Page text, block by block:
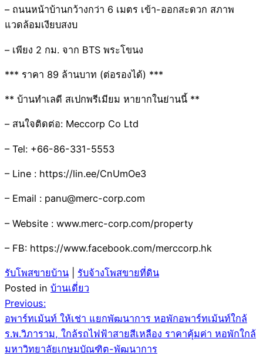
– ถนนหน้าบ้านกว้างกว่า 6 เมตร เข้า-ออกสะดวก สภาพ
แวดล้อมเงียบสงบ
– เพียง 2 กม. จาก BTS พระโขนง
*** ราคา 89 ล้านบาท (ต่อรองได้) ***
** บ้านทำเลดี สเปกพรีเมียม หายากในย่านนี้ **
– สนใจติดต่อ: Meccorp Co Ltd
– Tel: +66-86-331-5553
– Line : https://lin.ee/CnUmOe3
– Email : panu@merc-corp.com
– Website : www.merc-corp.com/property
– FB: https://www.facebook.com/merccorp.hk
รับโพสขายบ้าน
รับจ้างโพสขายที่ดิน
Posted in บ้านเดี่ยว
Post
navigation
Previous:
อพาร์ทเม้นท์ ให้เช่า แยกพัฒนาการ หอพักอพาร์ทเม้นท์ใกล้
ร.พ.วิภาราม, ใกล้รถไฟฟ้าสายสีเหลือง ราคาคุ้มค่า หอพักใกล้
มหาวิทยาลัยเกษมบัณฑิต-พัฒนาการ